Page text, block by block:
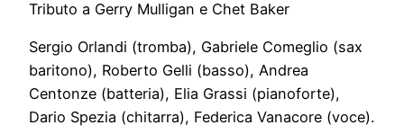
Tributo a Gerry Mulligan e Chet Baker
Sergio Orlandi (tromba), Gabriele Comeglio (sax
baritono), Roberto Gelli (basso), Andrea
Centonze (batteria), Elia Grassi (pianoforte),
Dario Spezia (chitarra), Federica Vanacore (voce).